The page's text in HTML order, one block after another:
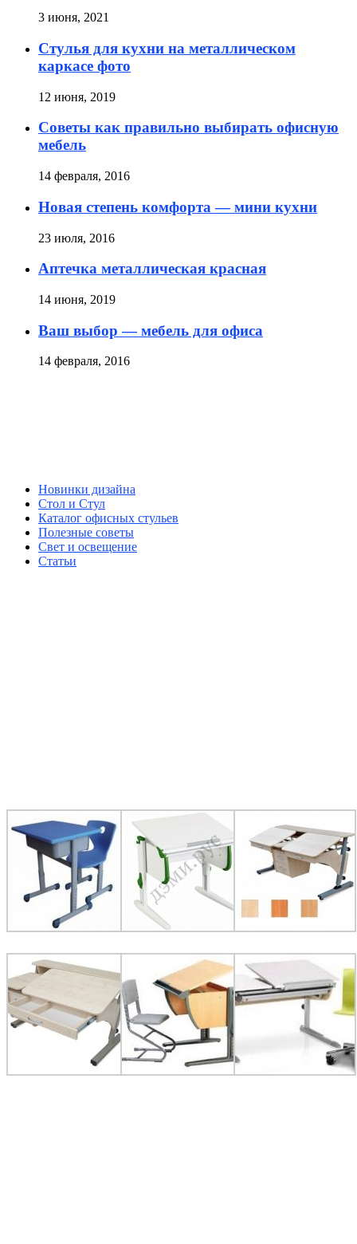
3 июня, 2021
Стулья для кухни на металлическом
каркасе фото
12 июня, 2019
Советы как правильно выбирать офисную
мебель
14 февраля, 2016
Новая степень комфорта — мини кухни
23 июля, 2016
Аптечка металлическая красная
14 июня, 2019
Ваш выбор — мебель для офиса
14 февраля, 2016
Новинки дизайна
Стол и Стул
Каталог офисных стульев
Полезные советы
Свет и освещение
Статьи